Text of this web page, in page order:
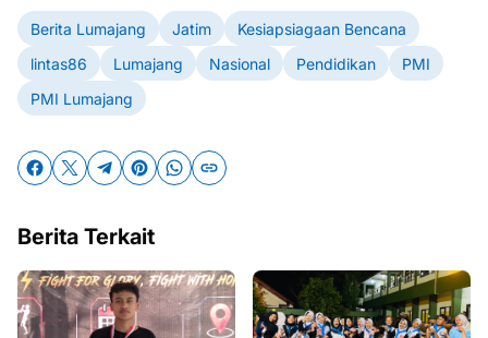
Berita Lumajang Jatim
Kesiapsiagaan Bencana
lintas86
Lumajang Nasional Pendidikan
PMI
PMI Lumajang
Berita Terkait